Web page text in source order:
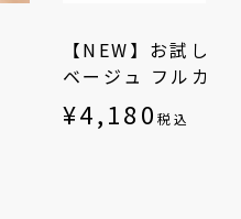
【NEW】お試しブ
ベージュ フルカッ
（SP-542）
¥4,180 税込